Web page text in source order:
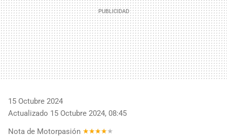
15 Octubre 2024
Actualizado 15 Octubre 2024, 08:45
Nota de Motorpasión